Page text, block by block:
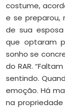
costume,
e se preparou,
de sua
que optaram
sonho se
do RAR.
sentindo.
emoção. Há
na